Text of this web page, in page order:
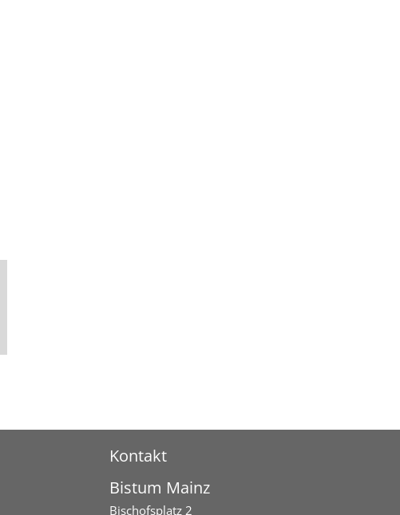
Kontakt
Bistum Mainz
Bischofsplatz 2